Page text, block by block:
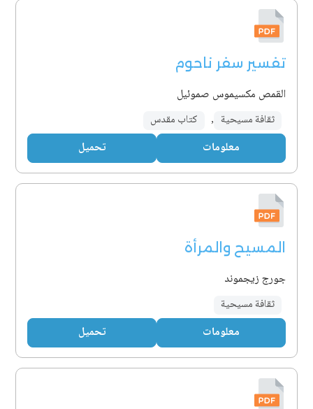
تفسير سفر ناحوم
القمص مكسيموس صموئيل
ثقافة مسيحية , كتاب مقدس
معلومات تحميل
المسيح والمرأة
جورج زيجموند
ثقافة مسيحية
معلومات تحميل